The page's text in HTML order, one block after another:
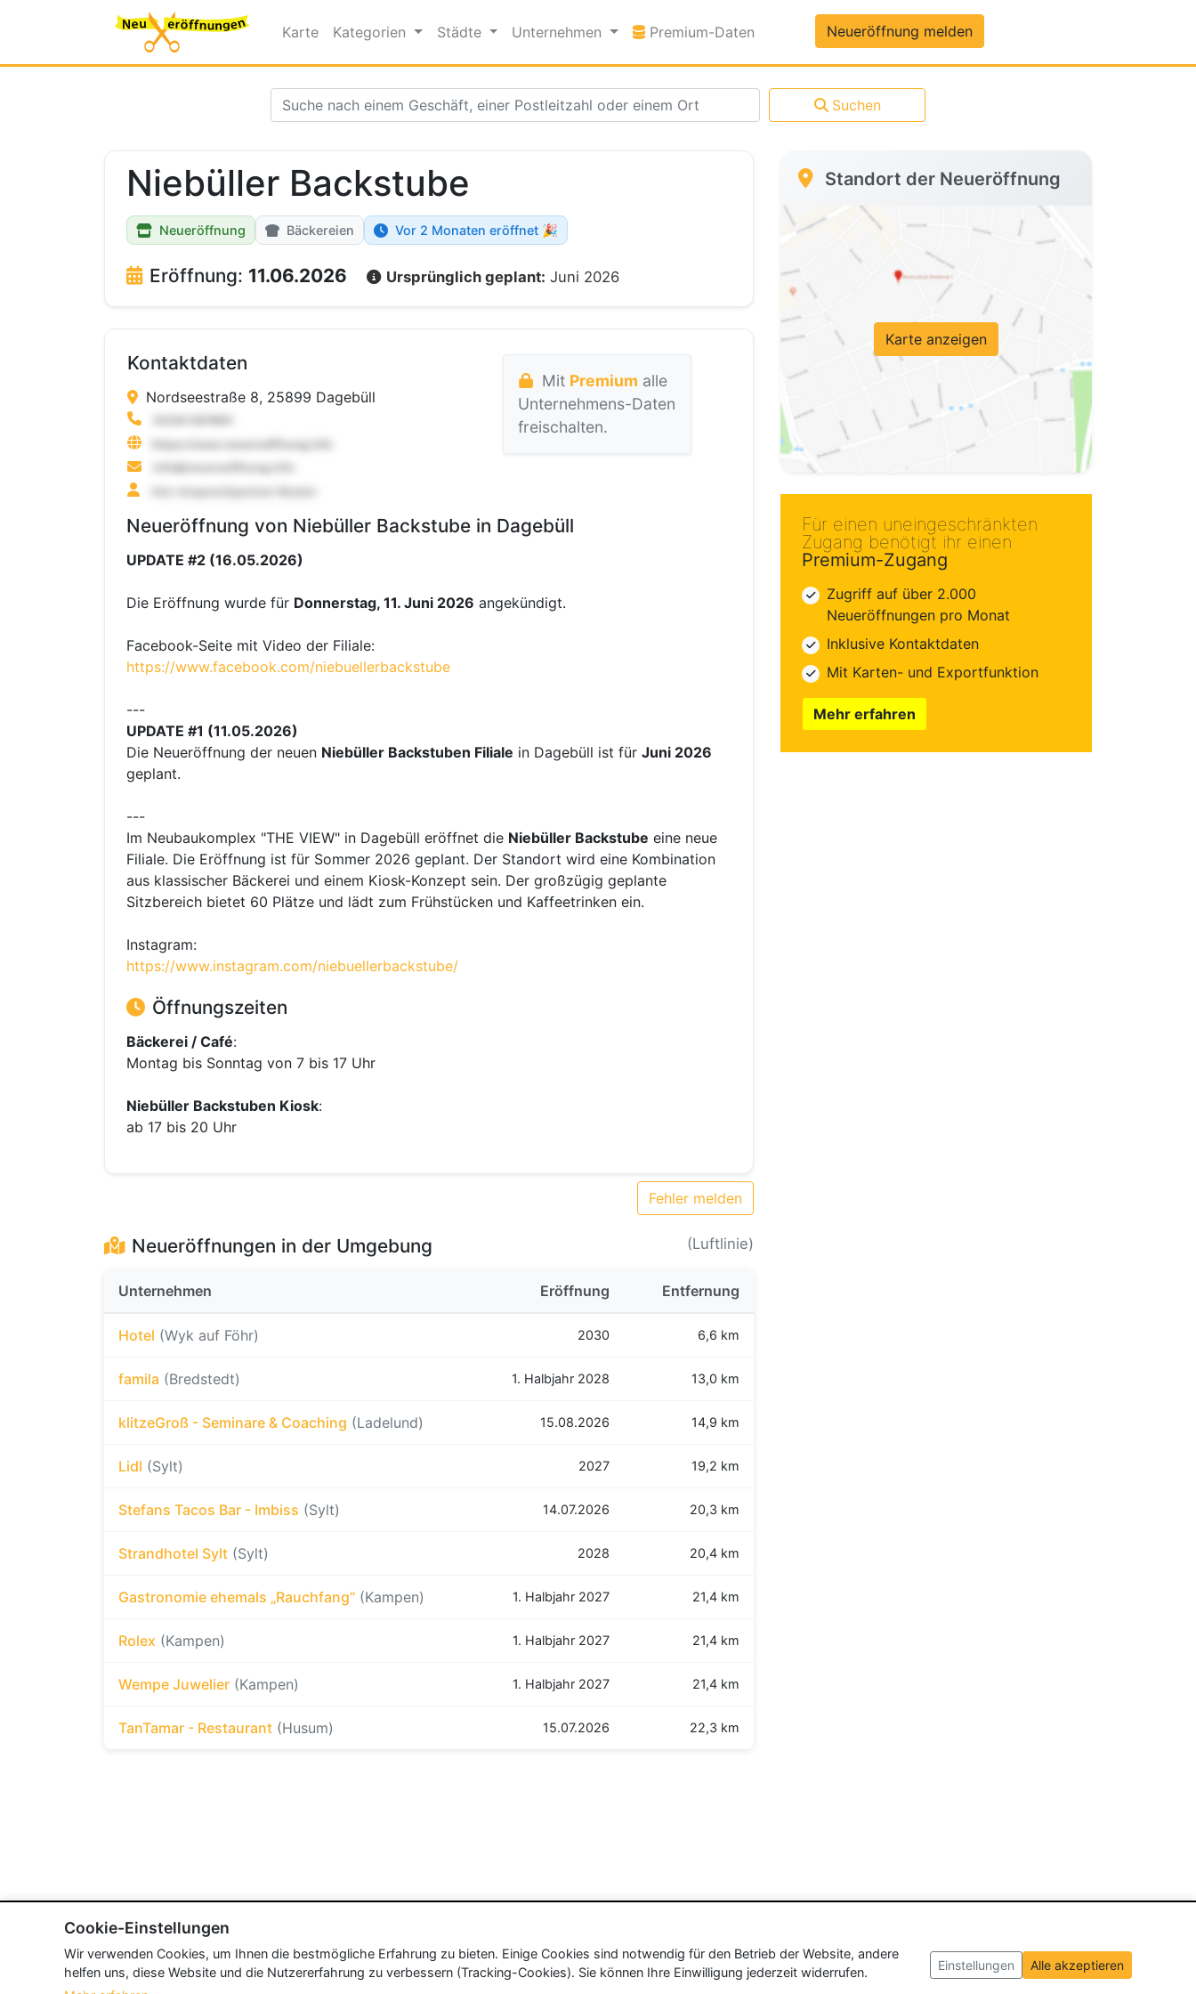
Karte Kategorien Städte Unternehmen Premium-Daten Premium-DatenNeueröffnung melden
Suchen
Niebüller Backstube
Neueröffnung Bäckereien Vor 2 Monaten eröffnet 🎉
Eröffnung: 11.06.2026 Ursprünglich geplant: Juni 2026
Kontaktdaten
Nordseestraße 8, 25899 Dagebüll
Mit Premium alle
Unternehmens-Daten
freischalten.
Neueröffnung von Niebüller Backstube in Dagebüll
UPDATE #2 (16.05.2026)
Die Eröffnung wurde für Donnerstag, 11. Juni 2026 angekündigt.
Facebook-Seite mit Video der Filiale:
https://www.facebook.com/niebuellerbackstube
---
UPDATE #1 (11.05.2026)
Die Neueröffnung der neuen Niebüller Backstuben Filiale in Dagebüll ist für Juni 2026
geplant.
---
Im Neubaukomplex "THE VIEW" in Dagebüll eröffnet die Niebüller Backstube eine neue
Filiale. Die Eröffnung ist für Sommer 2026 geplant. Der Standort wird eine Kombination
aus klassischer Bäckerei und einem Kiosk-Konzept sein. Der großzügig geplante
Sitzbereich bietet 60 Plätze und lädt zum Frühstücken und Kaffeetrinken ein.
Instagram:
https://www.instagram.com/niebuellerbackstube/
Öffnungszeiten
Bäckerei / Café:
Montag bis Sonntag von 7 bis 17 Uhr
Niebüller Backstuben Kiosk:
ab 17 bis 20 Uhr
Fehler melden
Neueröffnungen in der Umgebung (Luftlinie)
Unternehmen Eröffnung Entfernung
Hotel (Wyk auf Föhr) 2030 6,6 km
famila (Bredstedt) 1. Halbjahr 2028 13,0 km
klitzeGroß - Seminare & Coaching (Ladelund) 15.08.2026 14,9 km
Lidl (Sylt) 2027 19,2 km
Stefans Tacos Bar - Imbiss (Sylt) 14.07.2026 20,3 km
Strandhotel Sylt (Sylt) 2028 20,4 km
Gastronomie ehemals „Rauchfang“ (Kampen) 1. Halbjahr 2027 21,4 km
Rolex (Kampen) 1. Halbjahr 2027 21,4 km
Wempe Juwelier (Kampen) 1. Halbjahr 2027 21,4 km
TanTamar - Restaurant (Husum) 15.07.2026 22,3 km
Standort der Neueröffnung
Karte anzeigen
Für einen uneingeschränkten
Zugang benötigt ihr einen
Premium-Zugang
Zugriff auf über 2.000
Neueröffnungen pro Monat
Inklusive Kontaktdaten
Mit Karten- und Exportfunktion
Mehr erfahren
Cookie-Einstellungen
Wir verwenden Cookies, um Ihnen die bestmögliche Erfahrung zu bieten. Einige Cookies sind notwendig für den Betrieb der Website, andere
helfen uns, diese Website und die Nutzererfahrung zu verbessern (Tracking-Cookies). Sie können Ihre Einwilligung jederzeit widerrufen.
Einstellungen Alle akzeptieren